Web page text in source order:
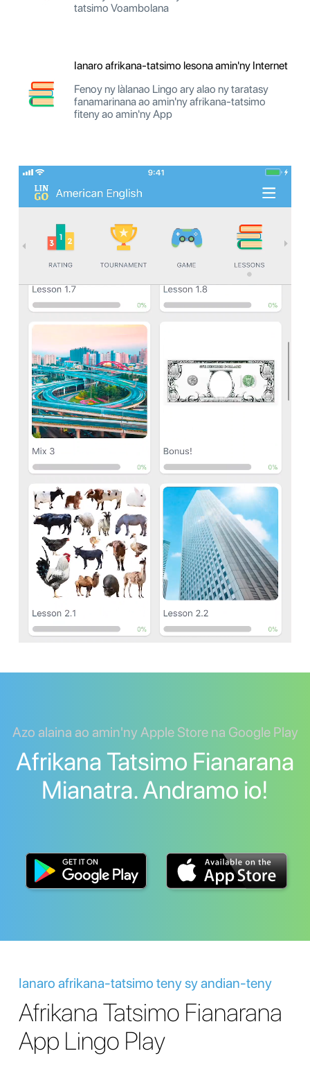
tatsimo Voambolana
Ianaro afrikana-tatsimo lesona amin'ny Internet
Fenoy ny làlanao Lingo ary alao ny taratasy
fanamarinana ao amin'ny afrikana-tatsimo
fiteny ao amin'ny App
Azo alaina ao amin'ny Apple Store na Google Play
Afrikana Tatsimo Fianarana
Mianatra. Andramo io!
Ianaro afrikana-tatsimo teny sy andian-teny
Afrikana Tatsimo Fianarana
App Lingo Play